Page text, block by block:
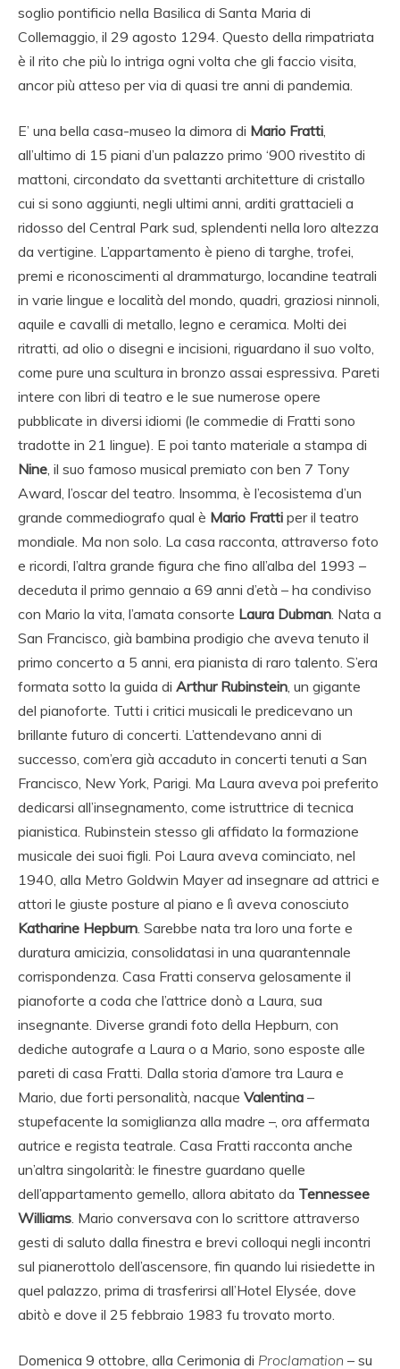
soglio pontificio nella Basilica di Santa Maria di
Collemaggio, il 29 agosto 1294. Questo della rimpatriata
è il rito che più lo intriga ogni volta che gli faccio visita,
ancor più atteso per via di quasi tre anni di pandemia.
E’ una bella casa-museo la dimora di Mario Fratti,
all’ultimo di 15 piani d’un palazzo primo ‘900 rivestito di
mattoni, circondato da svettanti architetture di cristallo
cui si sono aggiunti, negli ultimi anni, arditi grattacieli a
ridosso del Central Park sud, splendenti nella loro altezza
da vertigine. L’appartamento è pieno di targhe, trofei,
premi e riconoscimenti al drammaturgo, locandine teatrali
in varie lingue e località del mondo, quadri, graziosi ninnoli,
aquile e cavalli di metallo, legno e ceramica. Molti dei
ritratti, ad olio o disegni e incisioni, riguardano il suo volto,
come pure una scultura in bronzo assai espressiva. Pareti
intere con libri di teatro e le sue numerose opere
pubblicate in diversi idiomi (le commedie di Fratti sono
tradotte in 21 lingue). E poi tanto materiale a stampa di
Nine, il suo famoso musical premiato con ben 7 Tony
Award, l’oscar del teatro. Insomma, è l’ecosistema d’un
grande commediografo qual è Mario Fratti per il teatro
mondiale. Ma non solo. La casa racconta, attraverso foto
e ricordi, l’altra grande figura che fino all’alba del 1993 –
deceduta il primo gennaio a 69 anni d’età – ha condiviso
con Mario la vita, l’amata consorte Laura Dubman. Nata a
San Francisco, già bambina prodigio che aveva tenuto il
primo concerto a 5 anni, era pianista di raro talento. S’era
formata sotto la guida di Arthur Rubinstein, un gigante
del pianoforte. Tutti i critici musicali le predicevano un
brillante futuro di concerti. L’attendevano anni di
successo, com’era già accaduto in concerti tenuti a San
Francisco, New York, Parigi. Ma Laura aveva poi preferito
dedicarsi all’insegnamento, come istruttrice di tecnica
pianistica. Rubinstein stesso gli affidato la formazione
musicale dei suoi figli. Poi Laura aveva cominciato, nel
1940, alla Metro Goldwin Mayer ad insegnare ad attrici e
attori le giuste posture al piano e lì aveva conosciuto
Katharine Hepburn. Sarebbe nata tra loro una forte e
duratura amicizia, consolidatasi in una quarantennale
corrispondenza. Casa Fratti conserva gelosamente il
pianoforte a coda che l’attrice donò a Laura, sua
insegnante. Diverse grandi foto della Hepburn, con
dediche autografe a Laura o a Mario, sono esposte alle
pareti di casa Fratti. Dalla storia d’amore tra Laura e
Mario, due forti personalità, nacque Valentina –
stupefacente la somiglianza alla madre –, ora affermata
autrice e regista teatrale. Casa Fratti racconta anche
un’altra singolarità: le finestre guardano quelle
dell’appartamento gemello, allora abitato da Tennessee
Williams. Mario conversava con lo scrittore attraverso
gesti di saluto dalla finestra e brevi colloqui negli incontri
sul pianerottolo dell’ascensore, fin quando lui risiedette in
quel palazzo, prima di trasferirsi all’Hotel Elysée, dove
abitò e dove il 25 febbraio 1983 fu trovato morto.
Domenica 9 ottobre, alla Cerimonia di Proclamation – su